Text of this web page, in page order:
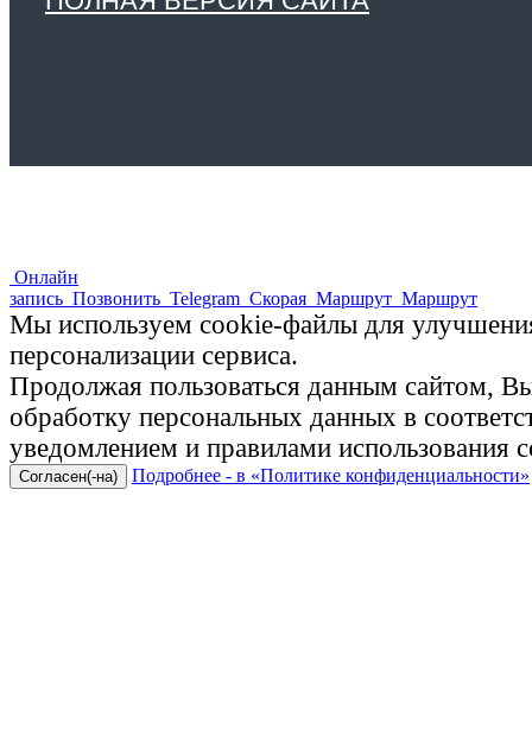
Онлайн
запись Позвонить Telegram Скорая Маршрут Маршрут
Мы используем cookie-файлы для
персонализации сервиса.
Продолжая пользоваться данным сайтом, Вы
обработку персональных данных в
уведомлением и правилами использования
Согласен(-на) Подробнее - в «Политике конфиденциальности»